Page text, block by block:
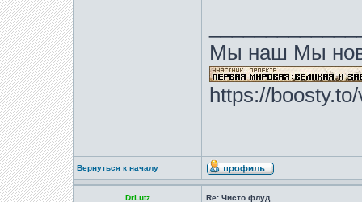
Мы наш Мы
https://
Вернуться к началу
DrLutz Re: Чисто флуд